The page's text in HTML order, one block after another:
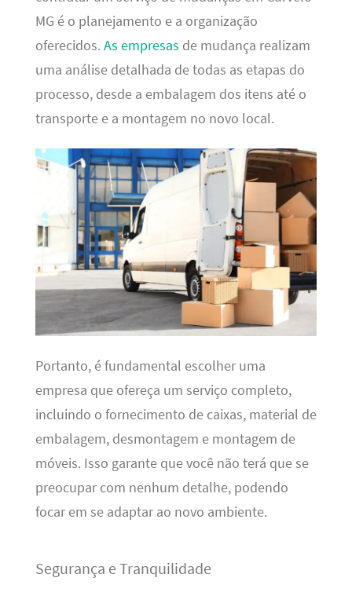
MG é o planejamento e a organização
oferecidos. As empresas de mudança realizam
uma análise detalhada de todas as etapas do
processo, desde a embalagem dos itens até o
transporte e a montagem no novo local.
Portanto, é fundamental escolher uma
empresa que ofereça um serviço completo,
incluindo o fornecimento de caixas, material de
embalagem, desmontagem e montagem de
móveis. Isso garante que você não terá que se
preocupar com nenhum detalhe, podendo
focar em se adaptar ao novo ambiente.
Segurança e Tranquilidade